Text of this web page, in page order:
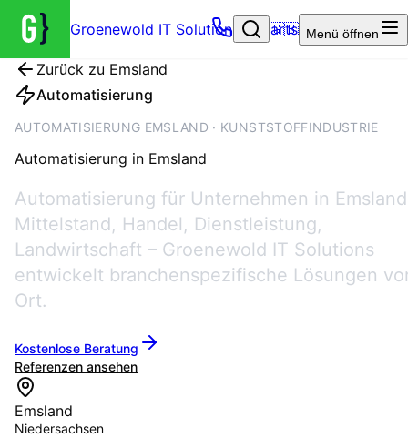
Groenewold IT Solutions – Startseite
🇬🇧 Menü öffnen
Zurück zu Emsland
Automatisierung
AUTOMATISIERUNG EMSLAND · KUNSTSTOFFINDUSTRIE
Automatisierung in Emsland
Automatisierung für Unternehmen in
Mittelstand, Handel, Dienstleistung,
Landwirtschaft – Groenewold IT Solutions
entwickelt branchenspezifische Lösungen
Ort.
Kostenlose Beratung
Referenzen ansehen
Emsland
Niedersachsen